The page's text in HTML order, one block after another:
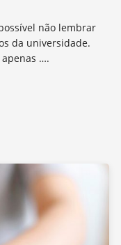
não lembrar
da universidade.
apenas ….